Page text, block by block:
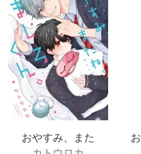
おやすみ、また